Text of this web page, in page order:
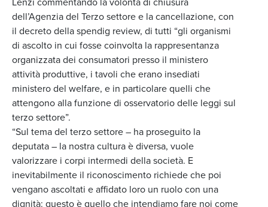
dell’Agenzia del Terzo settore e la cancellazione, con
il decreto della spendig review, di tutti “gli organismi
di ascolto in cui fosse coinvolta la rappresentanza
organizzata dei consumatori presso il ministero
attività produttive, i tavoli che erano insediati
ministero del welfare, e in particolare quelli che
attengono alla funzione di osservatorio delle leggi sul
terzo settore”.
“Sul tema del terzo settore – ha proseguito la
deputata – la nostra cultura è diversa, vuole
valorizzare i corpi intermedi della società. E
inevitabilmente il riconoscimento richiede che poi
vengano ascoltati e affidato loro un ruolo con una
dignità: questo è quello che intendiamo fare noi come